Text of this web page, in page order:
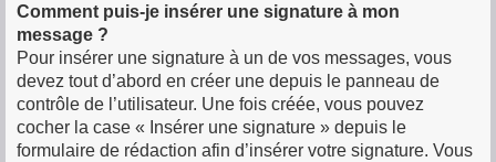
Comment puis-je insérer une signature à mon
message ?
Pour insérer une signature à un de vos messages, vous
devez tout d’abord en créer une depuis le panneau de
contrôle de l’utilisateur. Une fois créée, vous pouvez
cocher la case « Insérer une signature » depuis le
formulaire de rédaction afin d’insérer votre signature. Vous